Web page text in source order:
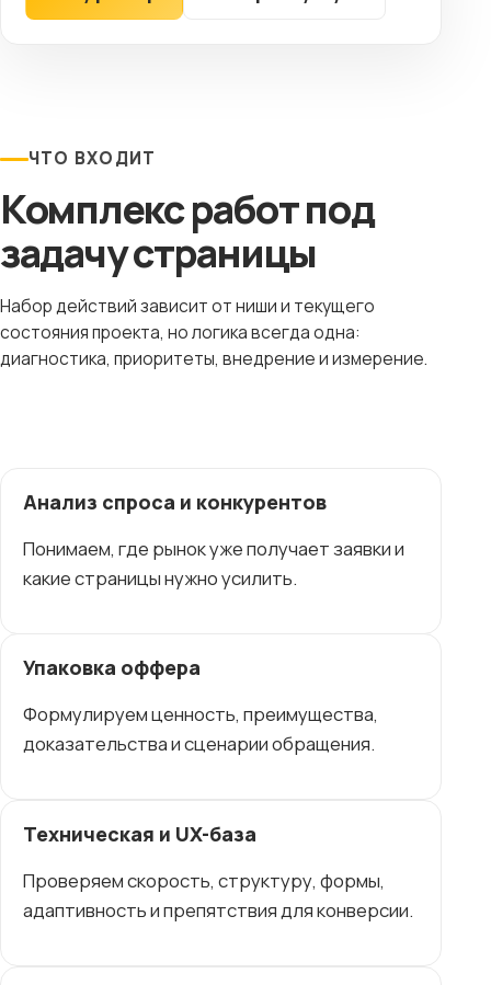
ЧТО ВХОДИТ
Комплекс работ под
задачу страницы
Набор действий зависит от ниши и текущего
состояния проекта, но логика всегда одна:
диагностика, приоритеты, внедрение и измерение.
Анализ спроса и конкурентов
Понимаем, где рынок уже получает заявки и
какие страницы нужно усилить.
Упаковка оффера
Формулируем ценность, преимущества,
доказательства и сценарии обращения.
Техническая и UX-база
Проверяем скорость, структуру, формы,
адаптивность и препятствия для конверсии.